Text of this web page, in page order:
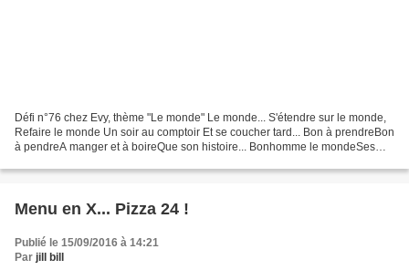
Défi n°76 chez Evy, thème "Le monde" Le monde... S'étendre sur le monde,
Refaire le monde Un soir au comptoir Et se coucher tard... Bon à prendreBon
à pendreA manger et à boireQue son histoire... Bonhomme le mondeSes
Menu en X... Pizza 24 !
Publié le 15/09/2016 à 14:21
Par jill bill